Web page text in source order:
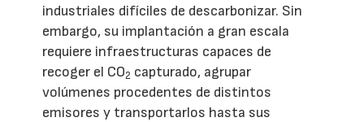
industriales difíciles de descarbonizar. Sin
embargo, su implantación a gran escala
requiere infraestructuras capaces de
recoger el CO2 capturado, agrupar
volúmenes procedentes de distintos
emisores y transportarlos hasta sus